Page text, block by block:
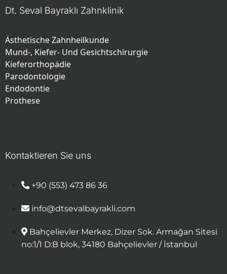
Dt. Seval Bayraklı Zahnklinik
Ästhetische Zahnheilkunde
Mund-, Kiefer- Und Gesichtschirurgie
Kieferorthopädie
Parodontologie
Endodontie
Prothese
Kontaktieren Sie uns
+90 (553) 473 86 36
info@dtsevalbayrakli.com
Bahçelievler Merkez, Dizer Sok. Armağan Sitesi
no:1/1 D:B blok, 34180 Bahçelievler / İstanbul